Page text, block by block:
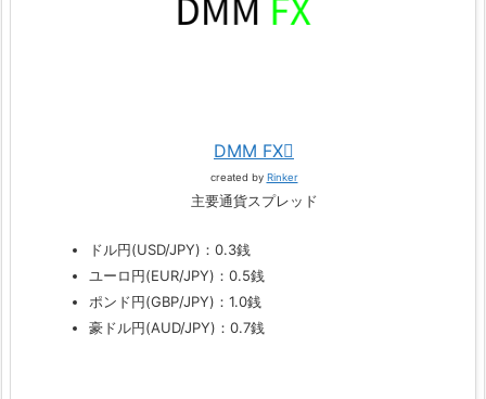
DMM FX
created by Rinker
主要通貨スプレッド
ドル円(USD/JPY)：0.3銭
ユーロ円(EUR/JPY)：0.5銭
ポンド円(GBP/JPY)：1.0銭
豪ドル円(AUD/JPY)：0.7銭